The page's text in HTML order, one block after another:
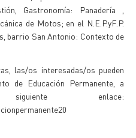
Gastronomía: Panadería ,
de Motos; en el N.E.P.yF.P.
barrio San Antonio: Contexto de
las/os interesadas/os pueden
de Educación Permanente, a
enlace: